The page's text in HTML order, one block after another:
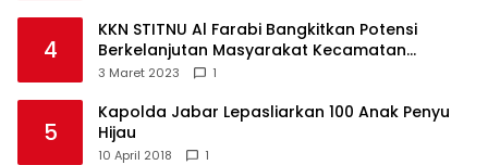
4
KKN STITNU Al Farabi Bangkitkan Potensi
Berkelanjutan Masyarakat Kecamatan
Langkaplancar
3 Maret 2023 1
5
Kapolda Jabar Lepasliarkan 100 Anak Penyu
Hijau
10 April 2018 1